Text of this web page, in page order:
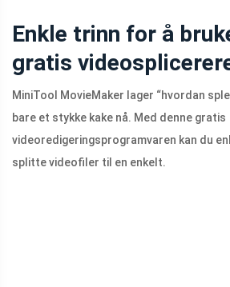
Enkle trinn for å
gratis
MiniTool MovieMaker lager “hvordan
bare et stykke kake nå. Med denne gratis
videoredigeringsprogramvaren kan du
splitte videofiler til en enkelt.